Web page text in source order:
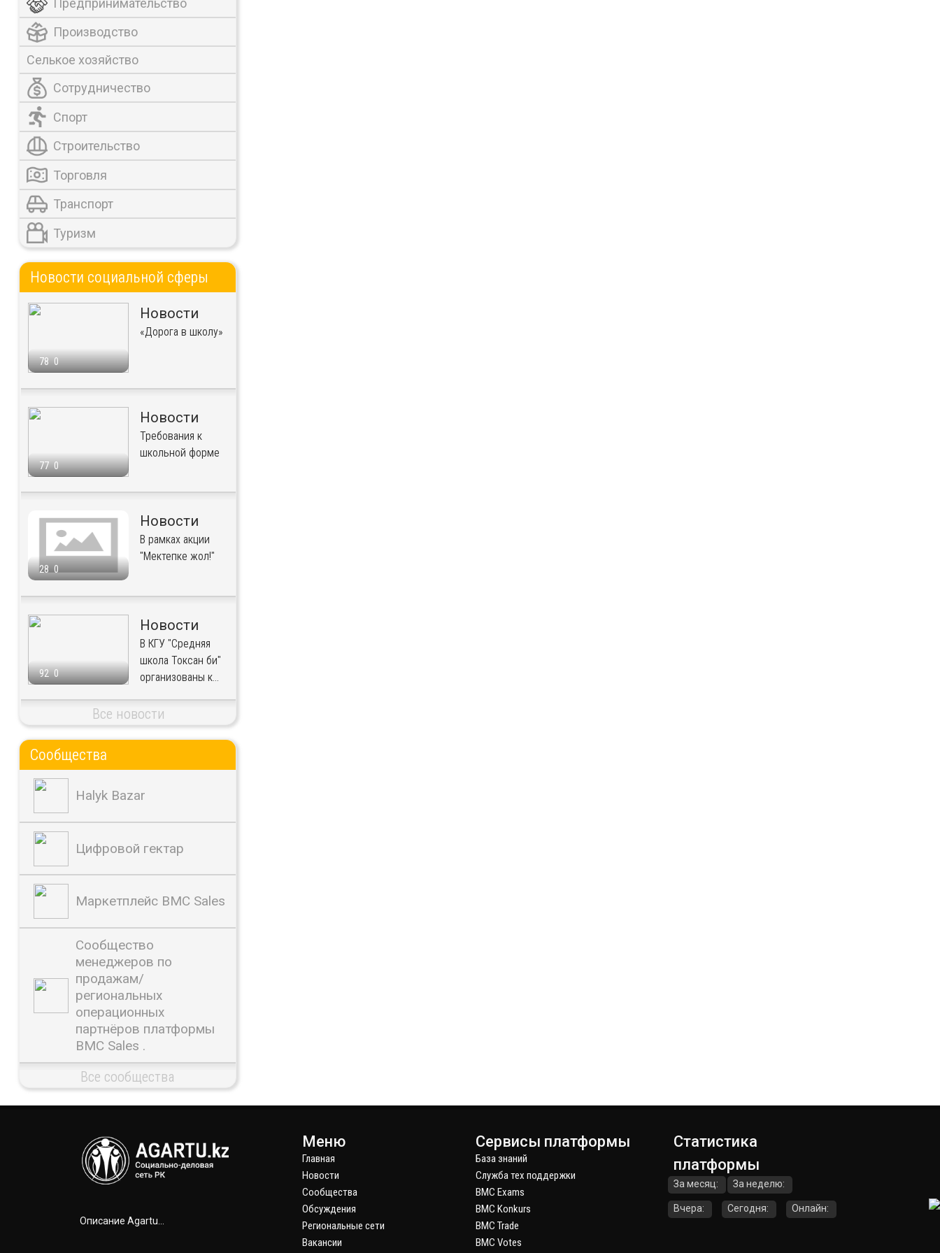
Предпринимательство
Производство
Селькое хозяйство
Сотрудничество
Спорт
Строительство
Торговля
Транспорт
Туризм
Новости социальной сферы
78 0
Новости
«Дорога в школу»
77 0
Новости
Требования к
школьной форме
28 0
Новости
В рамках акции
"Мектепке жол!"
92 0
Новости
В КГУ "Средняя
школа Токсан би"
организованы к...
Все новости
Сообщества
Halyk Bazar
Цифровой гектар
Маркетплейс BMC Sales
Сообщество
менеджеров по
продажам/
региональных
операционных
партнёров платформы
BMC Sales .
Все сообщества
Описание Agartu...
Меню
Главная
Новости
Сообщества
Обсуждения
Региональные сети
Вакансии
Сервисы платформы
База знаний
Служба тех поддержки
BMC Exams
BMC Konkurs
BMC Trade
BMC Votes
Статистика
платформы
За месяц: За неделю:
Вчера: Сегодня: Онлайн: